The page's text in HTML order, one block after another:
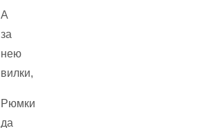
А
за
нею
вилки,
Рюмки
да